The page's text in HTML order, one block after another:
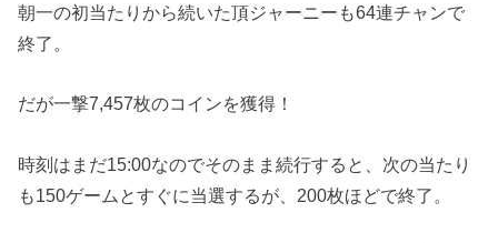
朝一の初当たりから続いた頂ジャーニーも64連チャンで
終了。
だが一撃7,457枚のコインを獲得！
時刻はまだ15:00なのでそのまま続行すると、次の当たり
も150ゲームとすぐに当選するが、200枚ほどで終了。